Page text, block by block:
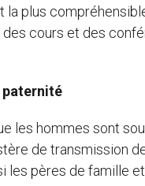
la plus
cours et des
paternité
les hommes sont
de transmission
les pères de famille